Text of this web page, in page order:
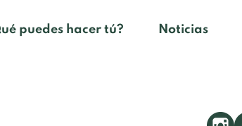
puedes hacer tú? Noticias